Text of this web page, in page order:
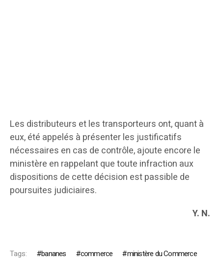
Les distributeurs et les transporteurs ont, quant à
eux, été appelés à présenter les justificatifs
nécessaires en cas de contrôle, ajoute encore le
ministère en rappelant que toute infraction aux
dispositions de cette décision est passible de
poursuites judiciaires.
Y. N.
Tags: bananes commerce
ministère du Commerce